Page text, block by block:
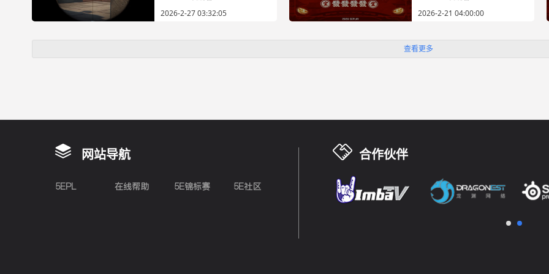
2026-2-27 03:32:05
2026-2-21 04:00:00
查看更多
网站导航
5EPL 在线帮助 5E锦标赛 5E社区
合作伙伴